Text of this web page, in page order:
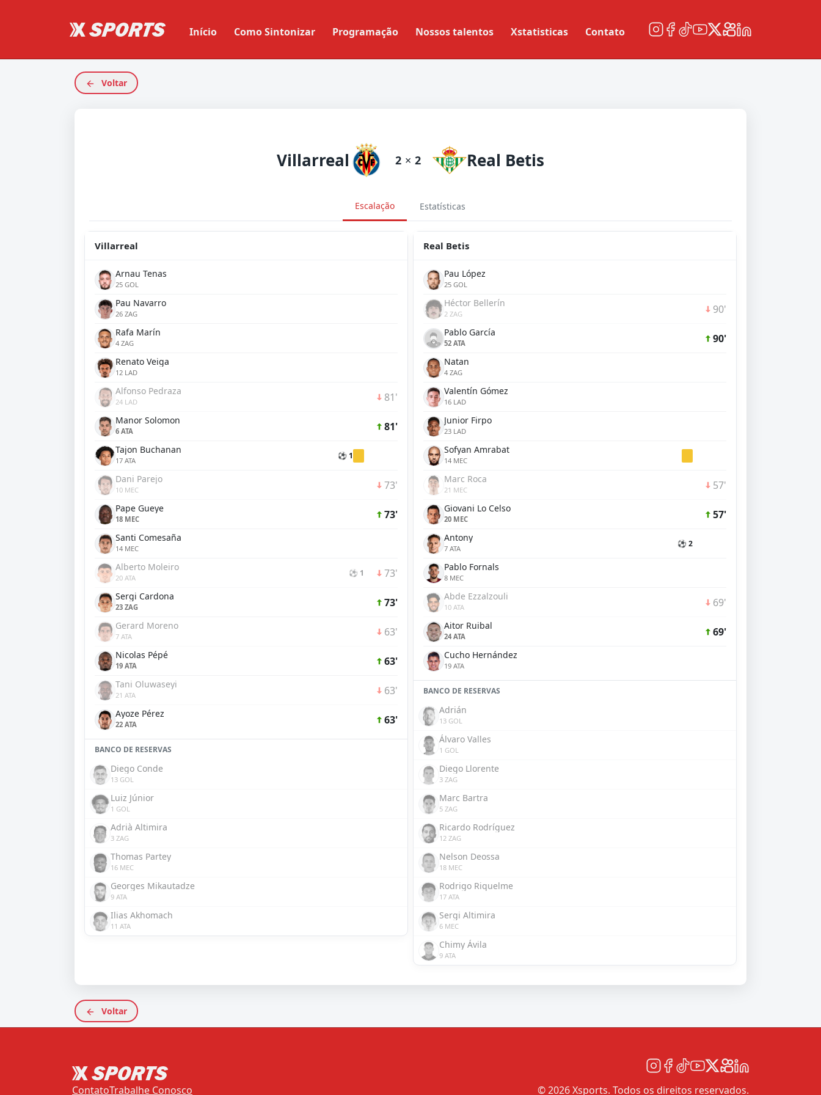
Início Como Sintonizar Programação Nossos talentos Xstatisticas Contato
Voltar
Villarreal 2 × 2 Real Betis
Escalação Estatísticas
Villarreal
Arnau Tenas
25 GOL
Pau Navarro
26 ZAG
Rafa Marín
4 ZAG
Renato Veiga
12 LAD
Alfonso Pedraza
24 LAD 81'
Manor Solomon
6 ATA 81'
Tajon Buchanan
17 ATA ⚽ 1
Dani Parejo
10 MEC 73'
Pape Gueye
18 MEC 73'
Santi Comesaña
14 MEC
Alberto Moleiro
20 ATA ⚽ 1 73'
Sergi Cardona
23 ZAG 73'
Gerard Moreno
7 ATA 63'
Nicolas Pépé
19 ATA 63'
Tani Oluwaseyi
21 ATA 63'
Ayoze Pérez
22 ATA 63'
BANCO DE RESERVAS
Diego Conde
13 GOL
Luiz Júnior
1 GOL
Adrià Altimira
3 ZAG
Thomas Partey
16 MEC
Georges Mikautadze
9 ATA
Ilias Akhomach
11 ATA
Real Betis
Pau López
25 GOL
Héctor Bellerín
2 ZAG 90'
Pablo García
52 ATA 90'
Natan
4 ZAG
Valentín Gómez
16 LAD
Junior Firpo
23 LAD
Sofyan Amrabat
14 MEC
Marc Roca
21 MEC 57'
Giovani Lo Celso
20 MEC 57'
Antony
7 ATA ⚽ 2
Pablo Fornals
8 MEC
Abde Ezzalzouli
10 ATA 69'
Aitor Ruibal
24 ATA 69'
Cucho Hernández
19 ATA
BANCO DE RESERVAS
Adrián
13 GOL
Álvaro Valles
1 GOL
Diego Llorente
3 ZAG
Marc Bartra
5 ZAG
Ricardo Rodríguez
12 ZAG
Nelson Deossa
18 MEC
Rodrigo Riquelme
17 ATA
Sergi Altimira
6 MEC
Chimy Ávila
9 ATA
Voltar
ContatoTrabalhe Conosco © 2026 Xsports. Todos os direitos reservados.